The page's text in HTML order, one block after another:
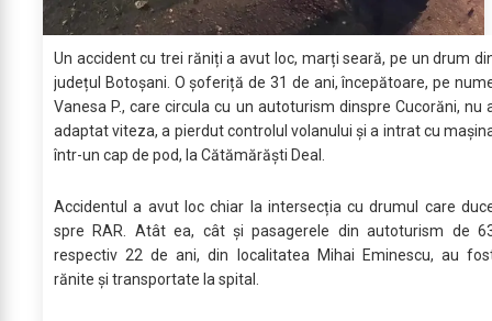
Un accident cu trei răniți a avut loc, marți seară, pe un drum
județul Botoșani. O șoferiță de 31 de ani, începătoare, pe
Vanesa P., care circula cu un autoturism dinspre Cucorăni, nu
adaptat viteza, a pierdut controlul volanului și a intrat cu
într-un cap de pod, la Cătămărăști Deal.
Accidentul a avut loc chiar la intersecția cu drumul care
spre RAR. Atât ea, cât şi pasagerele din autoturism de
respectiv 22 de ani, din localitatea Mihai Eminescu, au
rănite și transportate la spital.